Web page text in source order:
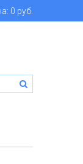
0 руб.